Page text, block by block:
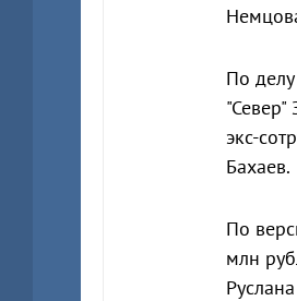
По
экс-
Бахаев.
По
млн